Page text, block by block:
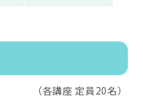
（各講座 定員20名）